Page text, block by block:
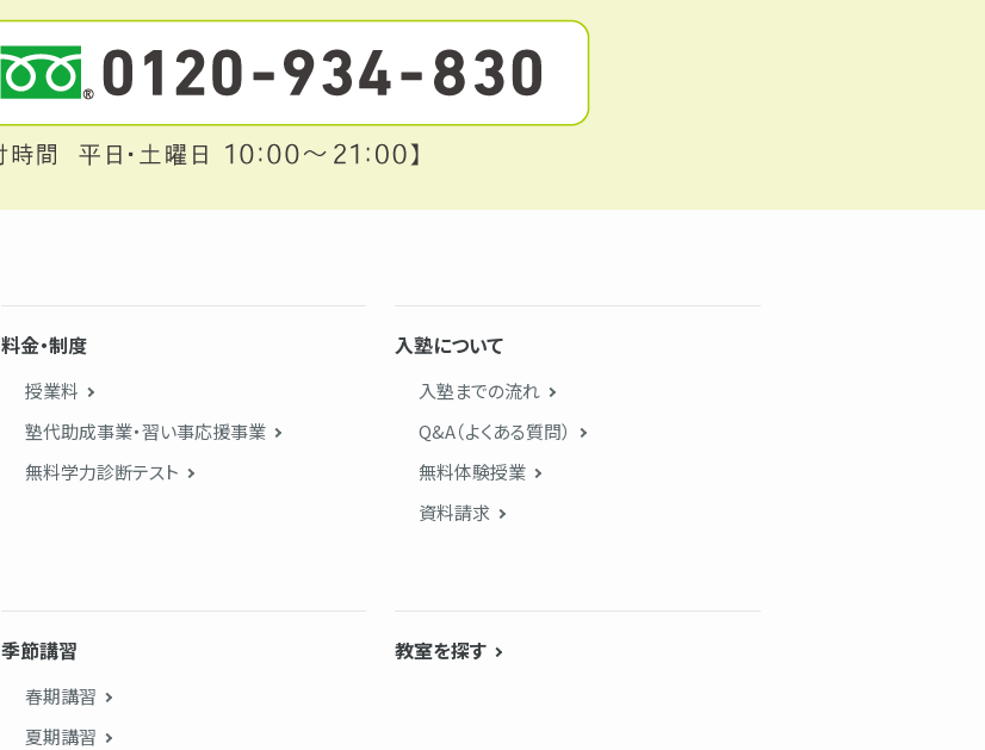
料金・制度
授業料
塾代助成事業・習い事応援事業
無料学力診断テスト
入塾について
入塾までの流れ
Q&A（よくある質問）
無料体験授業
資料請求
季節講習
春期講習
夏期講習
教室を探す